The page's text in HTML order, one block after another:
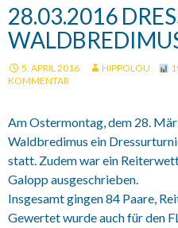
28.03.2016
5. APRIL 2016 HIPPOLOU
KOMMENTAR
Am Ostermontag, dem 28.
Waldbredimus ein
statt. Zudem war ein
Galopp ausgeschrieben.
Insgesamt gingen 84 Paare,
Gewertet wurde auch für den